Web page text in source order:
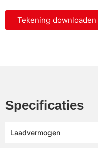
Tekening downloaden
Specificaties
Laadvermogen